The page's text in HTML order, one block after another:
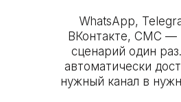
WhatsApp,
ВКонтакте, СМС —
сценарий один
автоматически
нужный канал в